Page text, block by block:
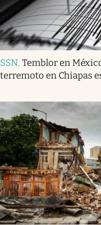
SSN. Temblor en
terremoto en Chiapas